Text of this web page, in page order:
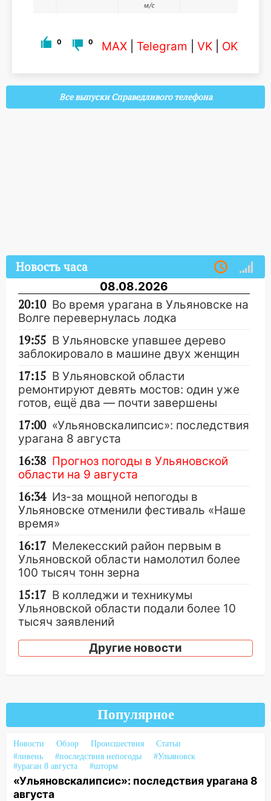
0 0 MAX Telegram VK OK
Все выпуски Справедливого телефона
Новость часа
08.08.2026
20:10 Во время урагана в Ульяновске на
Волге перевернулась лодка
19:55 В Ульяновске упавшее дерево
заблокировало в машине двух женщин
17:15 В Ульяновской области
ремонтируют девять мостов: один уже
готов, ещё два — почти завершены
17:00 «Ульяновскалипсис»: последствия
урагана 8 августа
16:38 Прогноз погоды в Ульяновской
области на 9 августа
16:34 Из-за мощной непогоды в
Ульяновске отменили фестиваль «Наше
время»
16:17 Мелекесский район первым в
Ульяновской области намолотил более
100 тысяч тонн зерна
15:17 В колледжи и техникумы
Ульяновской области подали более 10
тысяч заявлений
15:04 Фоторепортаж с улиц Ульяновска
после шторма: поваленные деревья и
Деева в Заволжье
14:26 Жители Ульяновска сами
пытаются расчистить ливнёвки, не
дождавшись коммунальщиков
14:16 Шторм продолжает ломать город:
на улице Любови Шевцовой рухнул
Другие новости
Популярное
Новости Обзор Происшествия
Статьи
#ливень
#последствия непогоды
#Ульяновск
#ураган 8 августа
#шторм
«Ульяновскалипсис»: последствия урагана 8
августа